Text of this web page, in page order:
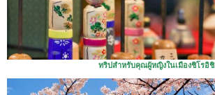
ทริปสำหรับคุณผู้หญิงในเมืองชิโรอิชิ